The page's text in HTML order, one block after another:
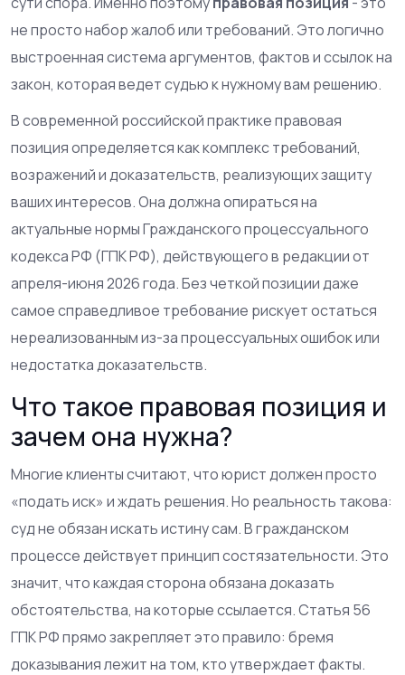
не просто набор жалоб или требований. Это логично
выстроенная система аргументов, фактов и ссылок на
закон, которая ведет судью к нужному вам решению.
В современной российской практике правовая
позиция определяется как комплекс требований,
возражений и доказательств, реализующих защиту
ваших интересов. Она должна опираться на
актуальные нормыГражданского процессуального
кодекса РФ (ГПК РФ), действующего в редакции от
апреля-июня 2026 года. Без четкой позиции даже
самое справедливое требование рискует остаться
нереализованным из-за процессуальных ошибок или
недостатка доказательств.
Что такое правовая позиция и
зачем она нужна?
Многие клиенты считают, что юрист должен просто
«подать иск» и ждать решения. Но реальность такова:
суд не обязан искать истину сам. В гражданском
процессе действует принцип состязательности. Это
значит, что каждая сторона обязана доказать
обстоятельства, на которые ссылается. Статья 56
ГПК РФ прямо закрепляет это правило: бремя
доказывания лежит на том, кто утверждает факты.